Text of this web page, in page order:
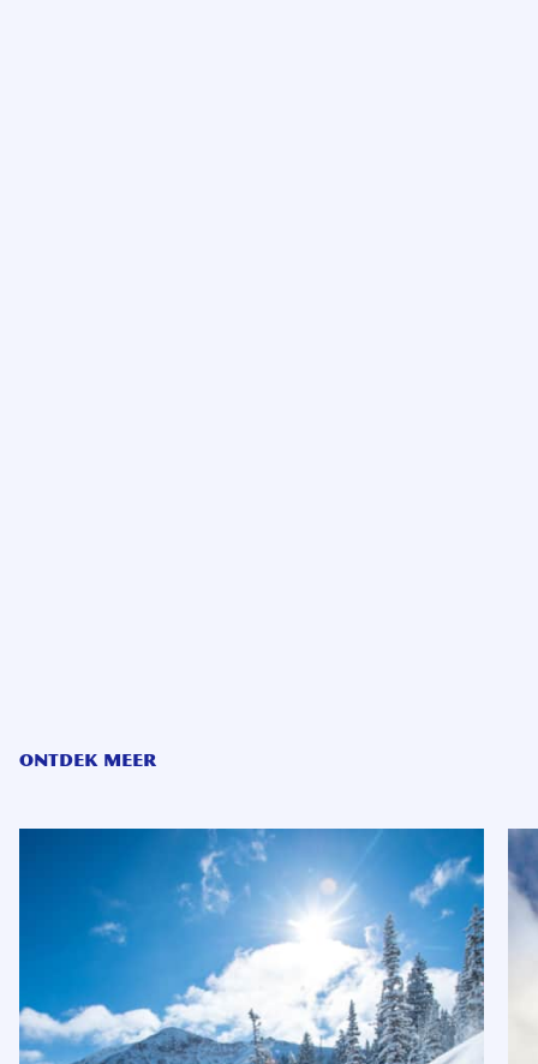
ONTDEK MEER